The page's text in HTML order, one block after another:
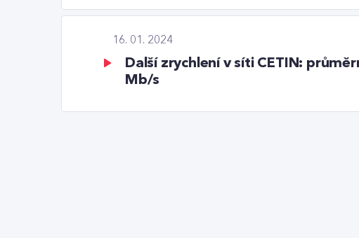
16. 01. 2024
Další zrychlení v síti CETIN:
Mb/s